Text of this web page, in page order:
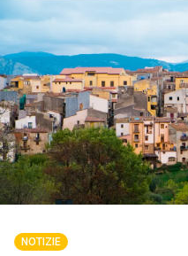
NOTIZIE